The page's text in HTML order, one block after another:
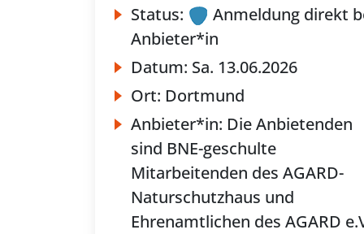
Status:
Anmeldung direkt
Anbieter*in
Datum: Sa. 13.06.2026
Ort: Dortmund
Anbieter*in: Die Anbietenden
sind BNE-geschulte
Mitarbeitenden des AGARD-
Naturschutzhaus und
Ehrenamtlichen des AGARD